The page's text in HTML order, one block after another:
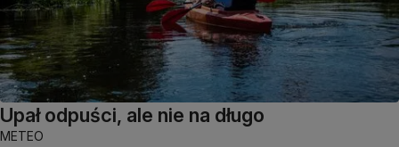
Upał odpuści, ale nie na długo
METEO